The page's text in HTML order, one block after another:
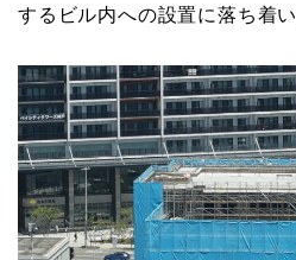
するビル内への設置に落ち着